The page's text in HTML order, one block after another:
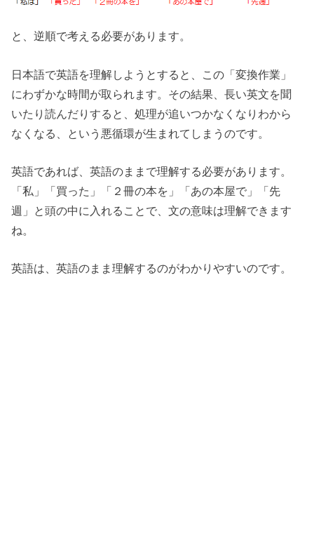
と、逆順で考える必要があります。
日本語で英語を理解しようとすると、この「変換作業」
にわずかな時間が取られます。その結果、長い英文を聞
いたり読んだりすると、処理が追いつかなくなりわから
なくなる、という悪循環が生まれてしまうのです。
英語であれば、英語のままで理解する必要があります。
「私」「買った」「２冊の本を」「あの本屋で」「先
週」と頭の中に入れることで、文の意味は理解できます
ね。
英語は、英語のまま理解するのがわかりやすいのです。